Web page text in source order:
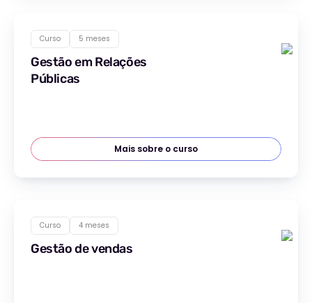
Curso 5 meses
Gestão em Relações
Públicas
Mais sobre o curso
Curso 4 meses
Gestão de vendas